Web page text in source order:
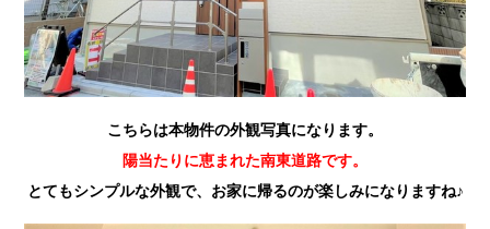
こちらは本物件の外観写真になります。
陽当たりに恵まれた南東道路です。
とてもシンプルな外観で、お家に帰るのが楽しみになりますね♪